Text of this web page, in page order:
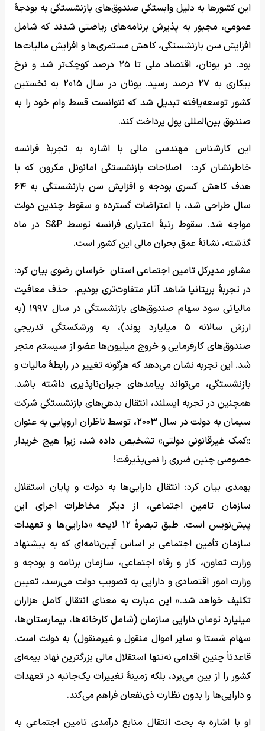
این کشورها به دلیل وابستگی صندوق‌های بازنشستگی به بودجۀ
عمومی، مجبور به پذیرش برنامه‌های ریاضتی شدند که شامل
افزایش سن بازنشستگی، کاهش مستمری‌ها و افزایش مالیات‌ها
بود. در یونان، اقتصاد ملی تا ۲۵ درصد کوچک‌تر شد و نرخ
بیکاری به ۲۷ درصد رسید. یونان در سال ۲۰۱۵ به نخستین
کشور توسعه‌یافته تبدیل شد که نتوانست قسط وام خود را به
صندوق بین‌المللی پول پرداخت کند.
این کارشناس مهندسی مالی با اشاره به تجربۀ فرانسه
خاطرنشان کرد: اصلاحات بازنشستگی امانوئل مکرون که با
هدف کاهش کسری بودجه و افزایش سن بازنشستگی به ۶۴
سال طراحی شد، با اعتراضات گسترده و سقوط چندین دولت
مواجه شد. سقوط رتبۀ اعتباری فرانسه توسط S&P در ماه
گذشته، نشانۀ عمق بحران مالی این کشور است.
مشاور مدیرکل تامین اجتماعی استان خراسان رضوی بیان کرد:
در تجربۀ بریتانیا شاهد آثار متفاوت‌تری بودیم. حذف معافیت
مالیاتی سود سهام صندوق‌های بازنشستگی در سال ۱۹۹۷ (به
ارزش سالانه ۵ میلیارد پوند)، به ورشکستگی تدریجی
صندوق‌های کارفرمایی و خروج میلیون‌ها عضو از سیستم منجر
شد. این تجربه نشان می‌دهد که هرگونه تغییر در رابطۀ مالیات و
بازنشستگی، می‌تواند پیامدهای جبران‌ناپذیری داشته باشد.
همچنین در تجربه ایسلند، انتقال بدهی‌های بازنشستگی شرکت
سیمان به دولت در سال ۲۰۰۳، توسط ناظران اروپایی به عنوان
«کمک غیرقانونی دولتی» تشخیص داده شد، زیرا هیچ خریدار
خصوصی چنین ضرری را نمی‌پذیرفت!
بهمدی بیان کرد: انتقال دارایی‌ها به دولت و پایان استقلال
سازمان تامین اجتماعی، از دیگر مخاطرات اجرای این
پیش‌نویس است. طبق تبصرۀ ۱۲ لایحه «دارایی‌ها و تعهدات
سازمان تأمین اجتماعی بر اساس آیین‌نامه‌ای که به پیشنهاد
وزارت تعاون، کار و رفاه اجتماعی، سازمان برنامه و بودجه و
وزارت امور اقتصادی و دارایی به تصویب دولت می‌رسد، تعیین
تکلیف خواهد شد.» این عبارت به معنای انتقال کامل هزاران
میلیارد تومان دارایی سازمان (شامل کارخانه‌ها، بیمارستان‌ها،
سهام شستا و سایر اموال منقول و غیرمنقول) به دولت است.
قاعدتاً چنین اقدامی نه‌تنها استقلال مالی بزرگترین نهاد بیمه‌ای
کشور را از بین می‌برد، بلکه زمینۀ تغییرات یک‌جانبه در تعهدات
و دارایی‌ها را بدون نظارت ذی‌نفعان فراهم می‌کند.
او با اشاره به بحث انتقال منابع درآمدی تامین اجتماعی به